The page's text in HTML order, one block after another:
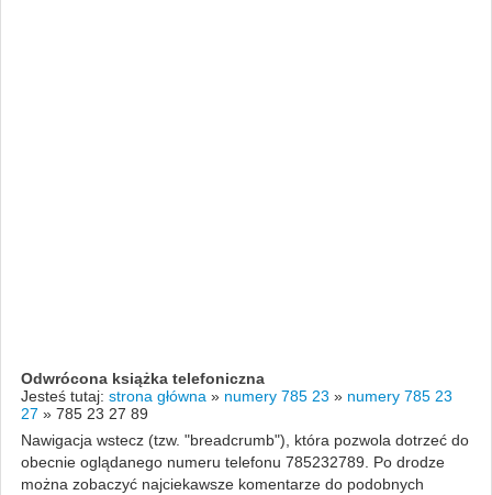
Odwrócona książka telefoniczna
Jesteś tutaj: strona główna » numery 785 23 » numery 785 23
27 » 785 23 27 89
Nawigacja wstecz (tzw. "breadcrumb"), która pozwola dotrzeć do
obecnie oglądanego numeru telefonu 785232789. Po drodze
można zobaczyć najciekawsze komentarze do podobnych